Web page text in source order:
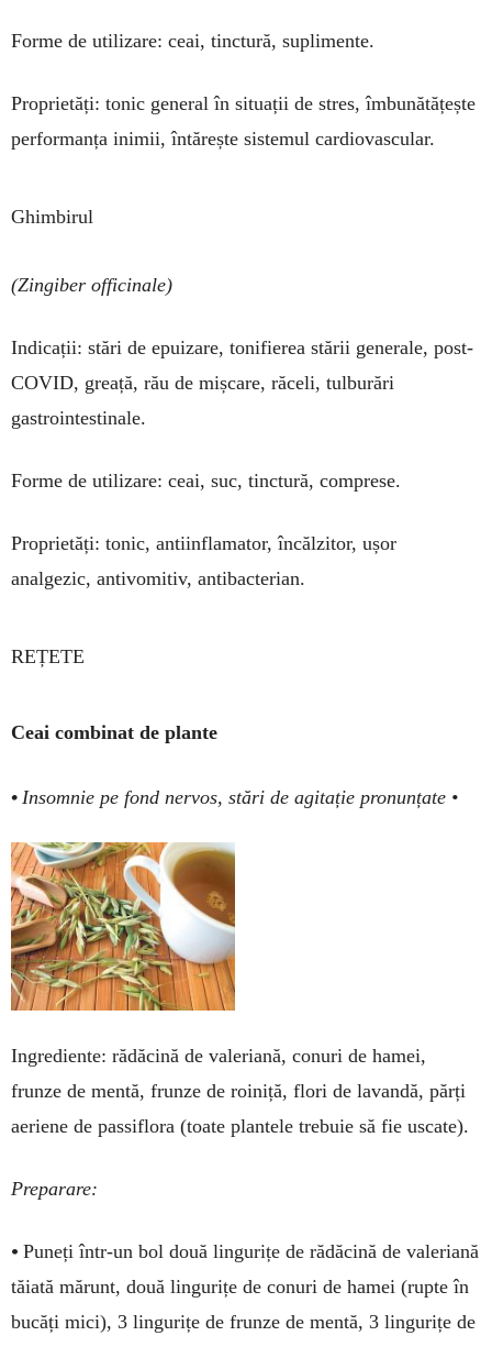
Forme de utilizare: ceai, tinctură, suplimente.
Proprietăți: tonic general în situații de stres, îmbunătățește
performanța inimii, întărește sistemul cardiovascular.
Ghimbirul
(Zingiber officinale)
Indicații: stări de epuizare, tonifierea stării generale, post-
COVID, greață, rău de mișcare, răceli, tulburări
gastrointestinale.
Forme de utilizare: ceai, suc, tinctură, comprese.
Proprietăți: tonic, antiinflamator, încălzitor, ușor
analgezic, antivomitiv, antibacterian.
REȚETE
Ceai combinat de plante
• Insomnie pe fond nervos, stări de agitație pronunțate •
Ingrediente: rădăcină de valeriană, conuri de hamei,
frunze de mentă, frunze de roiniță, flori de lavandă, părți
aeriene de passiflora (toate plantele tre­buie să fie uscate).
Preparare:
• Puneți într-un bol două lingurițe de rădăcină de vale­riană
tăiată mărunt, două lin­gurițe de conuri de hamei (rup­te în
bucăți mici), 3 lingurițe de frunze de mentă, 3 lingurițe de